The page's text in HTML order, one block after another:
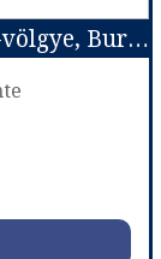
Francia körutazás - Párizs, Loire-völgye, Burgundia, Elzász